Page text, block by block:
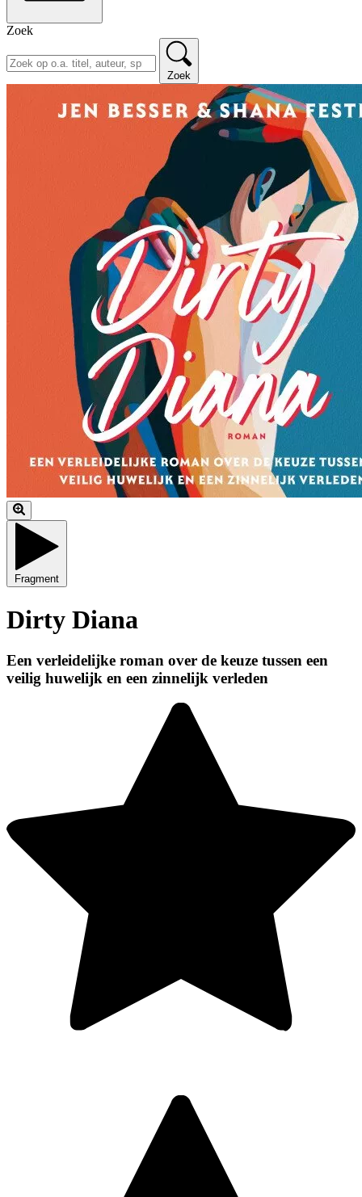
Zoek
Zoek
Fragment
Dirty Diana
Een verleidelijke roman over de keuze tussen een
veilig huwelijk en een zinnelijk verleden